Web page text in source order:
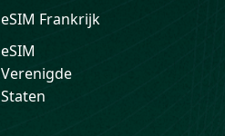
eSIM Frankrijk
eSIM
Verenigde
Staten